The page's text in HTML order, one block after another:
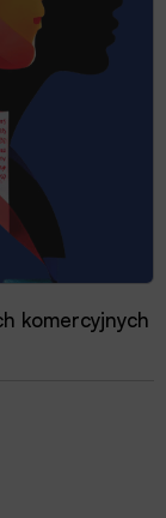
komercyjnych